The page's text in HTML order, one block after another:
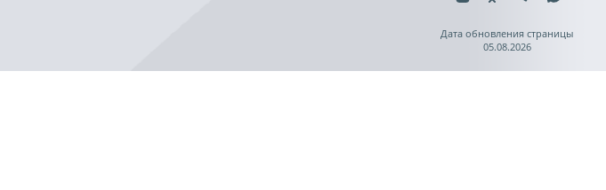
Дата обновления страницы
05.08.2026